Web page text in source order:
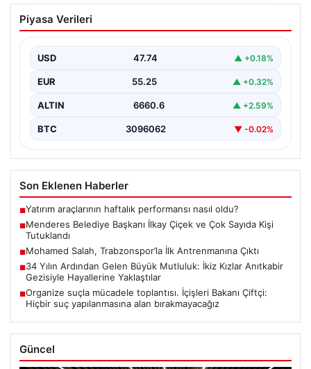
Menderes Belediye Başkanı İlkay Çiçek
ve Çok Sayıda Kişi Tutuklandı
soruşturma kapsamında, Belediye Başkanı İlkay Çiçek
ve…
Piyasa Verileri
USD 47.74 ▲ +0.18%
EUR 55.25 ▲ +0.32%
ALTIN 6660.6 ▲ +2.59%
BTC 3096062 ▼ -0.02%
Son Eklenen Haberler
■Yatırım araçlarının haftalık performansı nasıl oldu?
■Menderes Belediye Başkanı İlkay Çiçek ve Çok Sayıda Kişi
Tutuklandı
■Mohamed Salah, Trabzonspor’la İlk Antrenmanına Çıktı
■34 Yılın Ardından Gelen Büyük Mutluluk: İkiz Kızlar Anıtkabir
Gezisiyle Hayallerine Yaklaştılar
■Organize suçla mücadele toplantısı. İçişleri Bakanı Çiftçi:
Hiçbir suç yapılanmasına alan bırakmayacağız
Güncel